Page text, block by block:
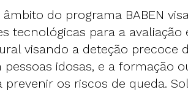
do programa BABEN
tecnológicas para a avaliação
visando a deteção precoce
idosas, e a formação
prevenir os riscos de queda.